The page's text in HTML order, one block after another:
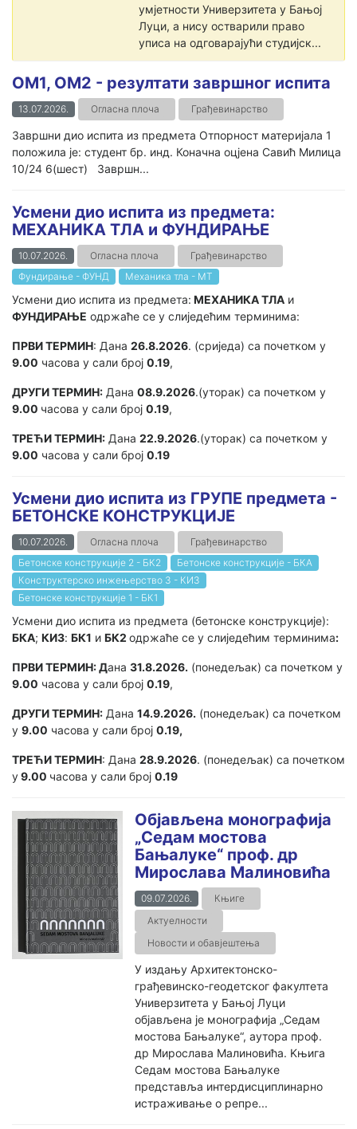
умјетности Универзитета у Бањој
Луци, а нису остварили право
уписа на одговарајући студијск...
ОМ1, ОМ2 - резултати завршног испита
13.07.2026. Огласна плоча Грађевинарство
Завршни дио испита из предмета Отпорност материјала 1
положила је: студент бр. инд. Коначна оцјена Савић Милица
10/24 6(шест) Завршн...
Усмени дио испита из предмета:
МЕХАНИКА ТЛА и ФУНДИРАЊЕ
10.07.2026. Огласна плоча
Грађевинарство
Фундирање - ФУНД
Механика тла - МТ
Усмени дио испита из предмета: МЕХАНИКА ТЛА и
ФУНДИРАЊЕ одржаће се у слиједећим терминима:
ПРВИ ТЕРМИН: Дана 26.8.2026. (сриједа) са почетком у
9.00 часова у сали број 0.19,
ДРУГИ ТЕРМИН: Дана 08.9.2026.(уторак) са почетком у
9.00 часова у сали број 0.19,
ТРЕЋИ ТЕРМИН: Дана 22.9.2026.(уторак) са почетком у
9.00 часова у сали број 0.19
Усмени дио испита из ГРУПЕ предмета -
БЕТОНСКЕ КОНСТРУКЦИЈЕ
10.07.2026. Огласна плоча
Грађевинарство
Бетонске конструкције 2 - БК2
Бетонске конструкције - БКА
Конструктерско инжењерство 3 - КИ3
Бетонске конструкције 1 - БК1
Усмени дио испита из предмета (бетонске конструкције):
БКА; КИ3: БК1 и БК2 одржаће се у слиједећим терминима:
ПРВИ ТЕРМИН: Дана 31.8.2026. (понедељак) са почетком у
9.00 часова у сали број 0.19,
ДРУГИ ТЕРМИН: Дана 14.9.2026. (понедељак) са почетком
у 9.00 часова у сали број 0.19,
ТРЕЋИ ТЕРМИН: Дана 28.9.2026. (понедељак) са почетком
у9.00 часова у сали број 0.19
Објављена монографија
„Седам мостова
Бањалуке“ проф. др
Мирослава Малиновића
09.07.2026.
Књиге
Актуелности
Новости и обавјештења
У издању Архитектонско-
грађевинско-геодетског факултета
Универзитета у Бањој Луци
објављена је монографија „Седам
мостова Бањалуке“, аутора проф.
др Мирослава Малиновића. Kњига
Седам мостова Бањалуке
представља интердисциплинарно
истраживање о репре...